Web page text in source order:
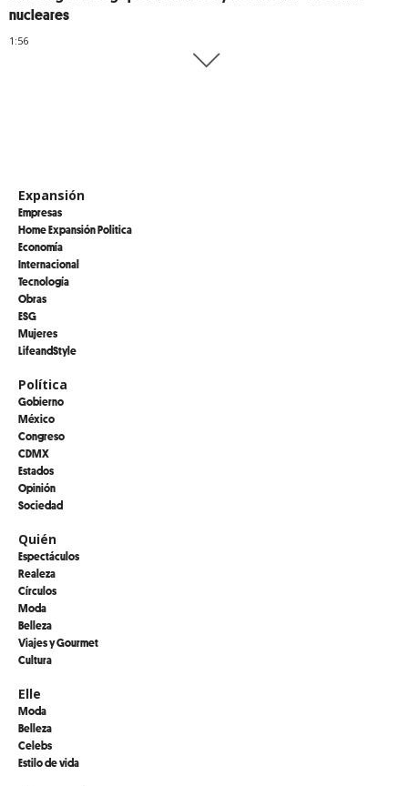
nucleares
1:56
Expansión
Empresas
Home Expansión Politica
Economía
Internacional
Tecnología
Obras
ESG
Mujeres
LifeandStyle
Política
Gobierno
México
Congreso
CDMX
Estados
Opinión
Sociedad
Quién
Espectáculos
Realeza
Círculos
Moda
Belleza
Viajes y Gourmet
Cultura
Elle
Moda
Belleza
Celebs
Estilo de vida